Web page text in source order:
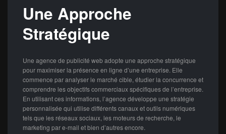
Une Approche
Stratégique
Une agence de publicité web adopte une approche stratégique
pour maximiser la présence en ligne d’une entreprise. Elle
commence par analyser le marché cible, étudier la concurrence et
comprendre les objectifs commerciaux spécifiques de l’entreprise.
En utilisant ces informations, l’agence développe une stratégie
personnalisée qui utilise différents canaux et outils numériques
tels que les réseaux sociaux, les moteurs de recherche, le
marketing par e-mail et bien d’autres encore.